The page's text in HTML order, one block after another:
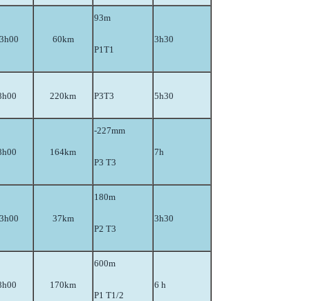
60km
93m
P1T1
3h30
220km P3T3 5h30
164km
-227mm
P3 T3
7h
37km
180m
P2 T3
3h30
170km
600m
P1 T1/2
6 h